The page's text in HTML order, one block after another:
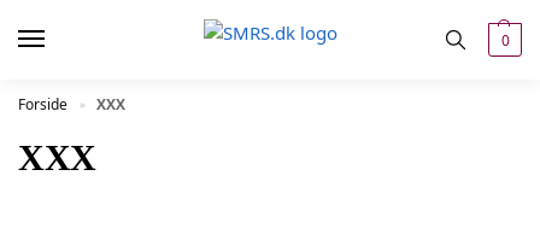
0
Forside » XXX
XXX